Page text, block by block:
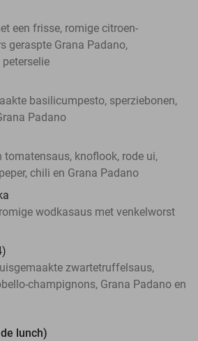
een frisse, romige citroen-
geraspte Grana Padano,
basilicumpesto, sperziebonen,
Padano
tomatensaus, knoflook, rode ui,
chili en Grana Padano
wodkasaus met venkelworst
zwartetruffelsaus,
champignons, Grana Padano en
lunch)